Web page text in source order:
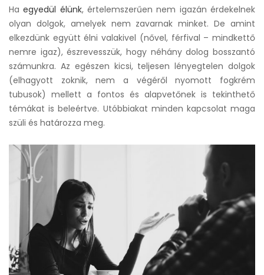
Haegyedül élünk, értelemszerűen nem igazán érdekelnek
olyan dolgok, amelyek nem zavarnak minket. De amint
elkezdünk együtt élni valakivel (nővel, férfival – mindkettő
nemre igaz), észrevesszük, hogy néhány dolog bosszantó
számunkra. Az egészen kicsi, teljesen lényegtelen dolgok
(elhagyott zoknik, nem a végéről nyomott fogkrém
tubusok) mellett a fontos és alapvetőnek is tekinthető
témákat is beleértve. Utóbbiakat minden kapcsolat maga
szüli és határozza meg.